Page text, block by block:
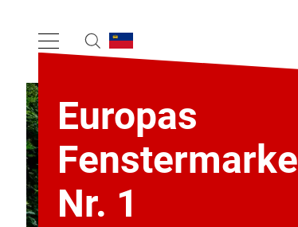
Europas
Fenstermarke
Nr. 1